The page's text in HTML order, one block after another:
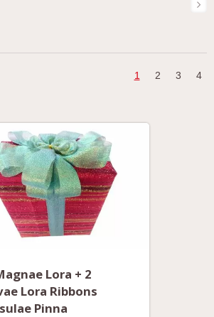
1 2 3 4
Lora + 2
Lora Ribbons
Pinna